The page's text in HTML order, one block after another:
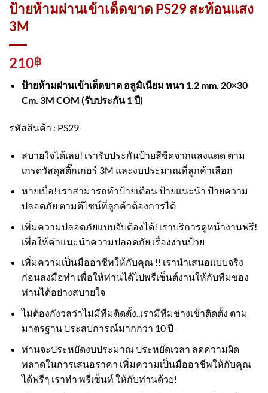
ป้ายห้ามผ่านเข้าเด็ดขาด PS29 สะท้อนแสง
3M
210฿
ป้ายห้ามผ่านเข้าเด็ดขาด อลูมิเนียม หนา 1.2 mm. 20×30
Cm. 3M COM (รับประกัน 1 ปี)
รหัสสินค้า : PS29
สบายใจได้เลย! เรารับประกันป้ายสีซีดจากแสงแดด ตาม
เกรดวัสดุสติ๊กเกอร์ 3M และงบประมาณที่ลูกค้าเลือก
หายเบื่อ! เราสามารถทำป้ายเตือน ป้ายแนะนำ ป้ายความ
ปลอดภัย ตามดีไซน์ที่ลูกค้าต้องการได้
เพิ่มความปลอดภัยแบบจับต้องได้! เราบริการดูหน้างานฟรี!
เพื่อให้คำแนะนำความปลอดภัย เรื่องงานป้าย
เพิ่มความเป็นมืออาชีพให้กับคุณ !! เรานำเสนอแบบจริง
ก่อนลงมือทำ เพื่อให้ท่านได้ไปพรีเซ็นต์งานให้กับทีมของ
ท่านได้อย่างสบายใจ
ไม่ต้องกังวลว่าไม่มีทีมติดตั้ง..เรามีทีมช่างเข้าติดตั้ง ตาม
มาตรฐาน ประสบการณ์มากกว่า 10 ปี
ท่านจะประหยัดงบประมาณ ประหยัดเวลา ลดความผิด
พลาดในการเสนอราคา เพิ่มความเป็นมืออาชีพให้กับคุณ
ได้ฟรีๆ เราทำ พรีเซ็นท์ ให้กับท่านด้วย!